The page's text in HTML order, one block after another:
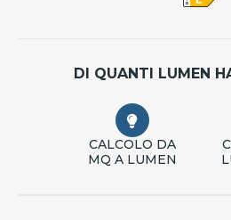
DI QUANTI LUMEN
CALCOLO DA
MQ A LUMEN